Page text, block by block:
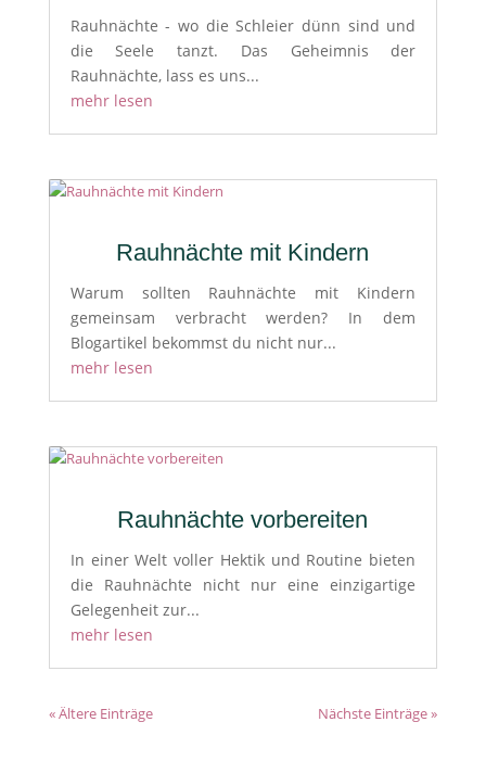
Rauhnächte - wo die Schleier dünn sind und
die Seele tanzt. Das Geheimnis der
Rauhnächte, lass es uns...
mehr lesen
Rauhnächte mit Kindern
Warum sollten Rauhnächte mit Kindern
gemeinsam verbracht werden? In dem
Blogartikel bekommst du nicht nur...
mehr lesen
Rauhnächte vorbereiten
In einer Welt voller Hektik und Routine bieten
die Rauhnächte nicht nur eine einzigartige
Gelegenheit zur...
mehr lesen
« Ältere Einträge Nächste Einträge »